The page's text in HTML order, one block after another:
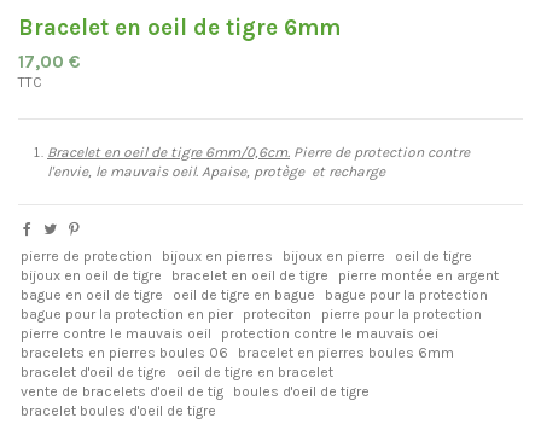
Bracelet en oeil de tigre 6mm
17,00 €
TTC
Bracelet en oeil de tigre 6mm/0,6cm. Pierre de protection contre
l'envie, le mauvais oeil. Apaise, protège et recharge
pierre de protection bijoux en pierres bijoux en pierre
oeil de tigre
bijoux en oeil de tigre
bracelet en oeil de tigre
pierre montée en argent
bague en oeil de tigre
oeil de tigre en bague
bague pour la protection
bague pour la protection en pier
proteciton
pierre pour la protection
pierre contre le mauvais oeil
protection contre le mauvais oei
bracelets en pierres boules 06
bracelet en pierres boules 6mm
bracelet d'oeil de tigre
oeil de tigre en bracelet
vente de bracelets d'oeil de tig
boules d'oeil de tigre
bracelet boules d'oeil de tigre